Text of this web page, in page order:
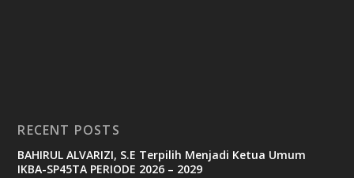
RECENT POSTS
BAHIRUL ALVARIZI, S.E Terpilih Menjadi Ketua Umum
IKBA-SP45TA PERIODE 2026 – 2029